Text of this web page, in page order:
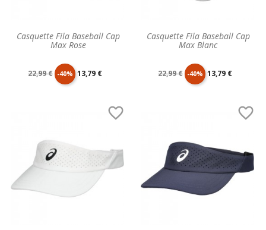
Casquette Fila Baseball Cap
Max Rose
Prix
22,99 € -40% Prix
13,79 €
Casquette Fila Baseball Cap
Max Blanc
Prix
22,99 € -40% Prix
13,79 €
 